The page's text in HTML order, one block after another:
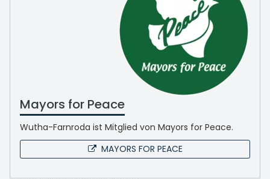
Mayors for Peace
Wutha-Farnroda ist Mitglied von Mayors for Peace.
MAYORS FOR PEACE